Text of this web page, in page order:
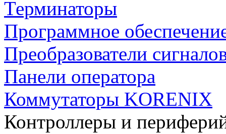
Терминаторы
Программное
Преобразователи
Панели оператора
Коммутаторы KORENIX
Контроллеры и